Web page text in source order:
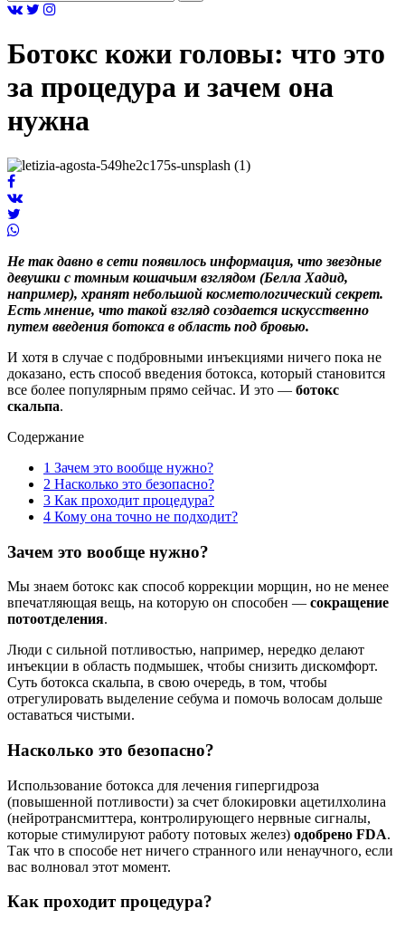
Ботокс кожи головы: что это
за процедура и зачем она
нужна
Не так давно в сети появилось информация, что звездные
девушки с томным кошачьим взглядом (Белла Хадид,
например), хранят небольшой косметологический секрет.
Есть мнение, что такой взгляд создается искусственно
путем введения ботокса в область под бровью.
И хотя в случае с подбровными инъекциями ничего пока не
доказано, есть способ введения ботокса, который становится
все более популярным прямо сейчас. И это — ботокс
скальпа.
Содержание
1 Зачем это вообще нужно?
2 Насколько это безопасно?
3 Как проходит процедура?
4 Кому она точно не подходит?
Зачем это вообще нужно?
Мы знаем ботокс как способ коррекции морщин, но не менее
впечатляющая вещь, на которую он способен — сокращение
потоотделения.
Люди с сильной потливостью, например, нередко делают
инъекции в область подмышек, чтобы снизить дискомфорт.
Суть ботокса скальпа, в свою очередь, в том, чтобы
отрегулировать выделение себума и помочь волосам дольше
оставаться чистыми.
Насколько это безопасно?
Использование ботокса для лечения гипергидроза
(повышенной потливости) за счет блокировки ацетилхолина
(нейротрансмиттера, контролирующего нервные сигналы,
которые стимулируют работу потовых желез) одобрено FDA.
Так что в способе нет ничего странного или ненаучного, если
вас волновал этот момент.
Как проходит процедура?